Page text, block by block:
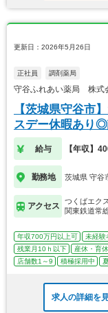
更新日：2026年5月26日
正社員 調剤薬局
守谷ふれあい薬局 株式
【茨城県守谷市
スデー休暇あり
す。
給与 【年収】
勤務地 茨城県 守谷
アクセス
つくばエク
関東鉄道常
年収700万円以上可 未経験
残業月10ｈ以下
産休・育
店舗数1～9
積極採用中
求人の詳細を